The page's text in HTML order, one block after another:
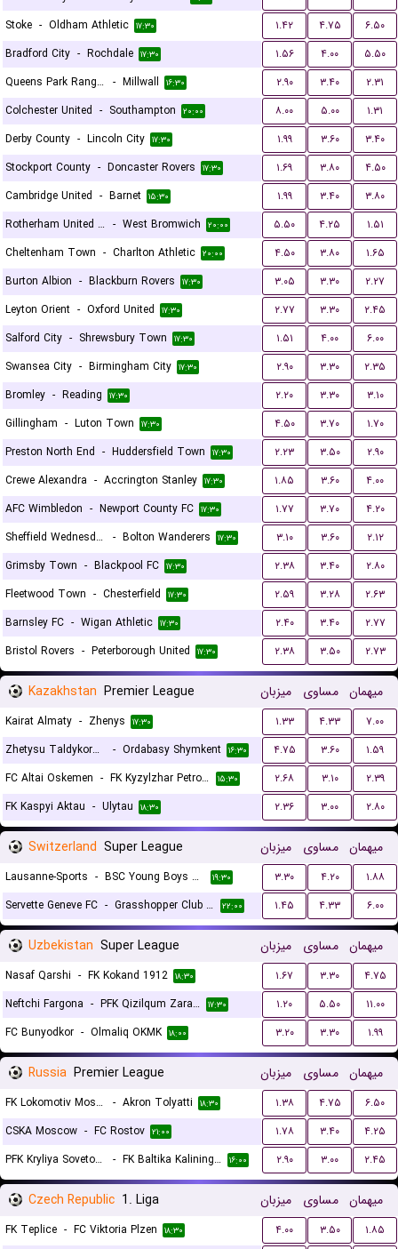
Stoke - Oldham Athletic ۱۷:۳۰ ۱.۴۲ ۴.۷۵
۶.۵۰
Bradford City - Rochdale ۱۷:۳۰ ۱.۵۶ ۴.۰۰
۵.۵۰
Queens Park Rangers - Millwall ۱۶:۳۰ ۲.۹۰ ۳.۴۰
۲.۳۱
Colchester United - Southampton ۲۰:۰۰ ۸.۰۰ ۵.۰۰
۱.۳۱
Derby County - Lincoln City ۱۷:۳۰ ۱.۹۹ ۳.۶۰
۳.۴۰
Stockport County - Doncaster Rovers ۱۷:۳۰ ۱.۶۹ ۳.۸۰
۴.۵۰
Cambridge United - Barnet ۱۵:۳۰ ۱.۹۹ ۳.۴۰
۳.۸۰
Rotherham United FC - West Bromwich ۲۰:۰۰ ۵.۵۰ ۴.۲۵
۱.۵۱
Cheltenham Town - Charlton Athletic ۲۰:۰۰ ۴.۵۰ ۳.۸۰
۱.۶۵
Burton Albion - Blackburn Rovers ۱۷:۳۰ ۳.۰۵ ۳.۳۰
۲.۲۷
Leyton Orient - Oxford United ۱۷:۳۰ ۲.۷۷ ۳.۳۰
۲.۴۵
Salford City - Shrewsbury Town ۱۷:۳۰ ۱.۵۱ ۴.۰۰
۶.۰۰
Swansea City - Birmingham City ۱۷:۳۰ ۲.۹۰ ۳.۳۰
۲.۳۵
Bromley - Reading ۱۷:۳۰ ۲.۲۰ ۳.۳۰
۳.۱۰
Gillingham - Luton Town ۱۷:۳۰ ۴.۵۰ ۳.۷۰
۱.۷۰
Preston North End - Huddersfield Town ۱۷:۳۰ ۲.۲۳ ۳.۵۰
۲.۹۰
Crewe Alexandra - Accrington Stanley ۱۷:۳۰ ۱.۸۵ ۳.۶۰
۴.۰۰
AFC Wimbledon - Newport County FC ۱۷:۳۰ ۱.۷۷ ۳.۷۰
۴.۲۰
Sheffield Wednesday
- Bolton Wanderers ۱۷:۳۰ ۳.۱۰ ۳.۶۰
۲.۱۲
Grimsby Town - Blackpool FC ۱۷:۳۰ ۲.۳۸ ۳.۴۰
۲.۸۰
Fleetwood Town - Chesterfield ۱۷:۳۰ ۲.۵۹ ۳.۲۸
۲.۶۳
Barnsley FC - Wigan Athletic ۱۷:۳۰ ۲.۴۰ ۳.۴۰
۲.۷۷
Bristol Rovers - Peterborough United ۱۷:۳۰ ۲.۳۸ ۳.۵۰ ۲.۷۳
Kazakhstan Premier League میزبان مساوی میهمان
Kairat Almaty - Zhenys ۱۷:۳۰ ۱.۳۳ ۴.۳۳
۷.۰۰
Zhetysu Taldykorgan
- Ordabasy Shymkent ۱۶:۳۰ ۴.۷۵ ۳.۶۰
۱.۵۹
FC Altai Oskemen - FK Kyzylzhar Petropavlovsk ۱۵:۳۰ ۲.۶۸ ۳.۱۰
۲.۳۹
FK Kaspyi Aktau - Ulytau ۱۸:۳۰ ۲.۳۶ ۳.۰۰ ۲.۸۰
Switzerland Super League میزبان مساوی میهمان
Lausanne-Sports - BSC Young Boys Bern ۱۹:۳۰ ۳.۳۰ ۴.۲۰
۱.۸۸
Servette Geneve FC - Grasshopper Club Zurich ۲۲:۰۰ ۱.۴۵ ۴.۳۳ ۶.۰۰
Uzbekistan Super League میزبان مساوی میهمان
Nasaf Qarshi - FK Kokand 1912 ۱۸:۳۰ ۱.۶۷ ۳.۳۰
۴.۷۵
Neftchi Fargona - PFK Qizilqum Zarafshon ۱۷:۳۰ ۱.۲۰ ۵.۵۰
۱۱.۰۰
FC Bunyodkor - Olmaliq OKMK ۱۸:۰۰ ۳.۲۰ ۳.۳۰ ۱.۹۹
Russia Premier League میزبان مساوی میهمان
FK Lokomotiv Moscow - Akron Tolyatti ۱۸:۳۰ ۱.۳۸ ۴.۷۵
۶.۵۰
CSKA Moscow - FC Rostov ۲۱:۰۰ ۱.۷۸ ۳.۴۰
۴.۲۵
PFK Kryliya Sovetov Samara
- FK Baltika Kaliningrad ۱۶:۰۰ ۲.۹۰ ۳.۰۰ ۲.۴۵
Czech Republic 1. Liga میزبان مساوی میهمان
FK Teplice - FC Viktoria Plzen ۱۸:۳۰ ۴.۰۰ ۳.۵۰
۱.۸۵